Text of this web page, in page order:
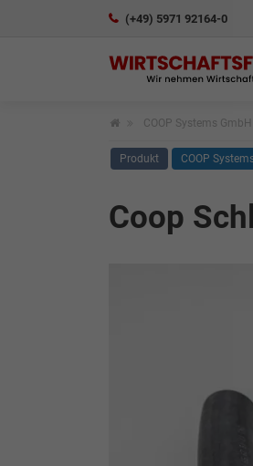
(+49) 5971 92164-0
COOP Systems GmbH
Produkt COOP
Coop